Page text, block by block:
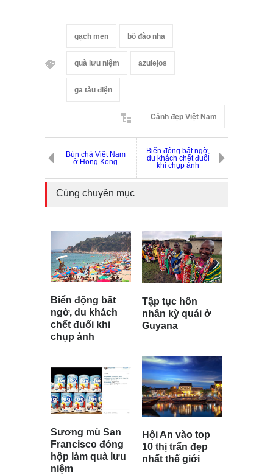
gạch men bồ đào nha
quà lưu niệm azulejos
ga tàu điện
Cảnh đẹp Việt Nam
Bún chả Việt Nam
ở Hong Kong
Biển động bất ngờ,
du khách chết đuối
khi chụp ảnh
Cùng chuyên mục
Biển động bất
ngờ, du khách
chết đuối khi
chụp ảnh
Sương mù San
Francisco đóng
hộp làm quà lưu
niệm
Tập tục hôn
nhân kỳ quái ở
Guyana
Hội An vào top
10 thị trấn đẹp
nhất thế giới